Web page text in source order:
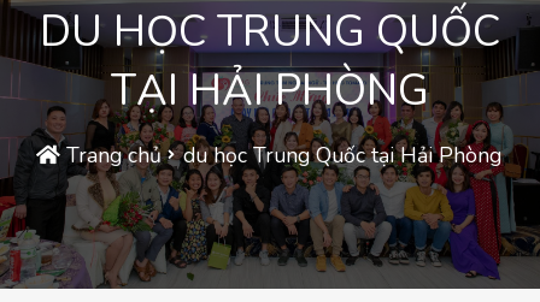
DU HỌC TRUNG QUỐC
TẠI HẢI PHÒNG
Trang chủ du học Trung Quốc tại Hải Phòng